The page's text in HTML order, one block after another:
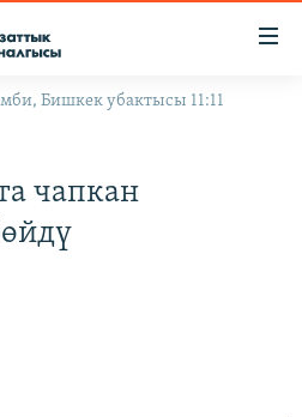
Бишкек убактысы 11:11
чапкан